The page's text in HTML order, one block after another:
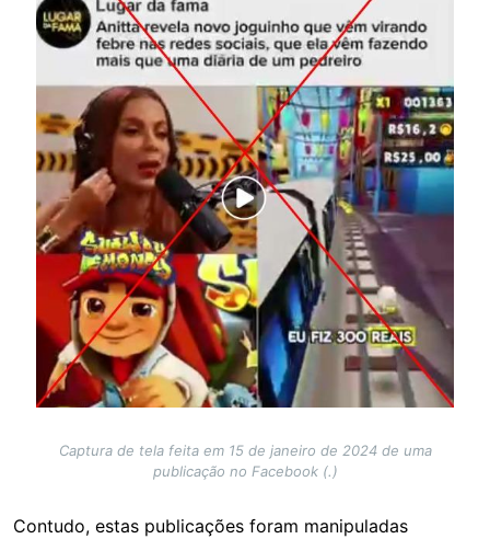
Captura de tela feita em 15 de janeiro de 2024 de uma
publicação no Facebook (.)
Contudo, estas publicações foram manipuladas